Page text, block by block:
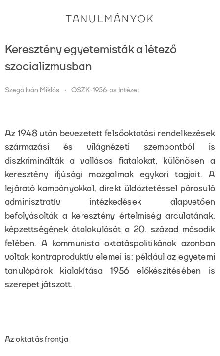
TANULMÁNYOK
Keresztény egyetemisták a létező
szocializmusban
Szegő Iván Miklós OSZK-1956-os Intézet
Az 1948 után bevezetett felsőoktatási rendelkezések
származási és világnézeti szempontból is
diszkriminálták a vallásos fiatalokat, különösen a
keresztény ifjúsági mozgalmak egykori tagjait. A
lejárató kampányokkal, direkt üldöztetéssel párosuló
adminisztratív intézkedések alapvetően
befolyásolták a keresztény értelmiség arculatának,
képzettségének átalakulását a 20. század második
felében. A kommunista oktatáspolitikának azonban
voltak kontraproduktív elemei is: például az egyetemi
tanulópárok kialakítása 1956 előkészítésében is
szerepet játszott.
Az oktatás frontja